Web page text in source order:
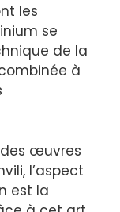
les
se
de la
à
œuvres
l’aspect
est la